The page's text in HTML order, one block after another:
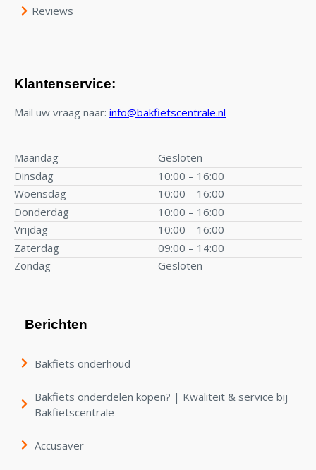
Reviews
Klantenservice:
Mail uw vraag naar: info@bakfietscentrale.nl
Maandag
Gesloten
Dinsdag
10:00 – 16:00
Woensdag
10:00 – 16:00
Donderdag
10:00 – 16:00
Vrijdag
10:00 – 16:00
Zaterdag
09:00 – 14:00
Zondag
Gesloten
Berichten
Bakfiets onderhoud
Bakfiets onderdelen kopen? | Kwaliteit & service bij
Bakfietscentrale
Accusaver